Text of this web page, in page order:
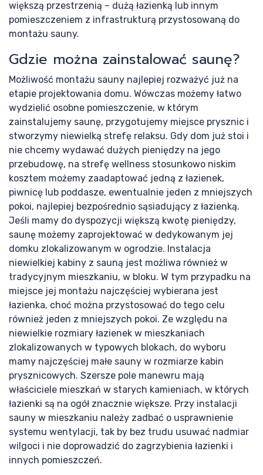
większą przestrzenią – dużą łazienką lub innym
pomieszczeniem z infrastrukturą przystosowaną do
montażu sauny.
Gdzie można zainstalować saunę?
Możliwość montażu sauny najlepiej rozważyć już na
etapie projektowania domu. Wówczas możemy łatwo
wydzielić osobne pomieszczenie, w którym
zainstalujemy saunę, przygotujemy miejsce prysznic i
stworzymy niewielką strefę relaksu. Gdy dom już stoi i
nie chcemy wydawać dużych pieniędzy na jego
przebudowę, na strefę wellness stosunkowo niskim
kosztem możemy zaadaptować jedną z łazienek,
piwnicę lub poddasze, ewentualnie jeden z mniejszych
pokoi, najlepiej bezpośrednio sąsiadujący z łazienką.
Jeśli mamy do dyspozycji większą kwotę pieniędzy,
saunę możemy zaprojektować w dedykowanym jej
domku zlokalizowanym w ogrodzie. Instalacja
niewielkiej kabiny z sauną jest możliwa również w
tradycyjnym mieszkaniu, w bloku. W tym przypadku na
miejsce jej montażu najczęściej wybierana jest
łazienka, choć można przystosować do tego celu
również jeden z mniejszych pokoi. Ze względu na
niewielkie rozmiary łazienek w mieszkaniach
zlokalizowanych w typowych blokach, do wyboru
mamy najczęściej małe sauny w rozmiarze kabin
prysznicowych. Szersze pole manewru mają
właściciele mieszkań w starych kamieniach, w których
łazienki są na ogół znacznie większe. Przy instalacji
sauny w mieszkaniu należy zadbać o usprawnienie
systemu wentylacji, tak by bez trudu usuwać nadmiar
wilgoci i nie doprowadzić do zagrzybienia łazienki i
innych pomieszczeń.